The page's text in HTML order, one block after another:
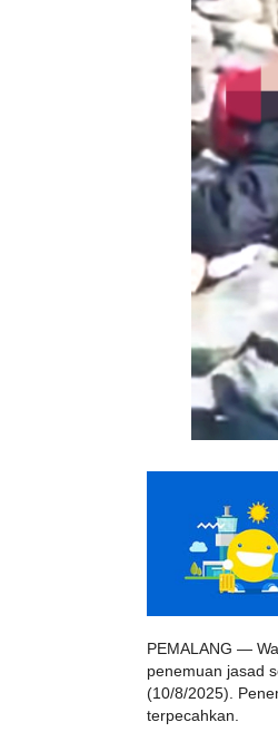
PEMALANG —
penemuan jasad
(10/8/2025).
terpecahkan.